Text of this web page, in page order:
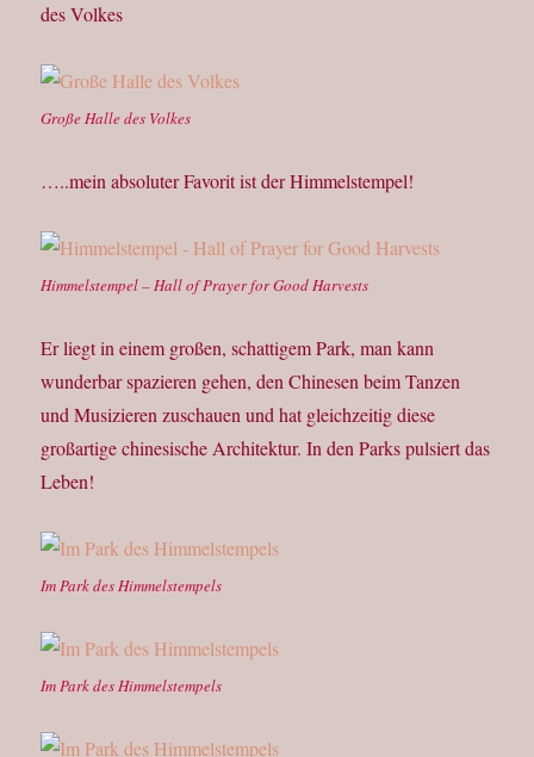
des Volkes
Große Halle des Volkes
…..mein absoluter Favorit ist der Himmelstempel!
Himmelstempel – Hall of Prayer for Good Harvests
Er liegt in einem großen, schattigem Park, man kann
wunderbar spazieren gehen, den Chinesen beim Tanzen
und Musizieren zuschauen und hat gleichzeitig diese
großartige chinesische Architektur. In den Parks pulsiert das
Leben!
Im Park des Himmelstempels
Im Park des Himmelstempels